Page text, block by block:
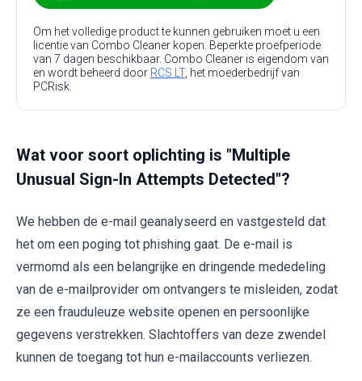
Om het volledige product te kunnen gebruiken moet u een
licentie van Combo Cleaner kopen. Beperkte proefperiode
van 7 dagen beschikbaar. Combo Cleaner is eigendom van
en wordt beheerd door RCS LT, het moederbedrijf van
PCRisk.
Wat voor soort oplichting is "Multiple
Unusual Sign-In Attempts Detected"?
We hebben de e-mail geanalyseerd en vastgesteld dat
het om een poging tot phishing gaat. De e-mail is
vermomd als een belangrijke en dringende mededeling
van de e-mailprovider om ontvangers te misleiden, zodat
ze een frauduleuze website openen en persoonlijke
gegevens verstrekken. Slachtoffers van deze zwendel
kunnen de toegang tot hun e-mailaccounts verliezen.